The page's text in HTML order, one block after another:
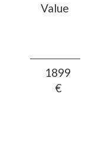
Value
1899
€